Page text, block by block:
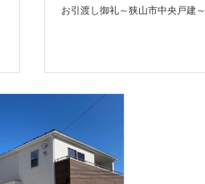
お引渡し御礼～狭山市中央戸建～